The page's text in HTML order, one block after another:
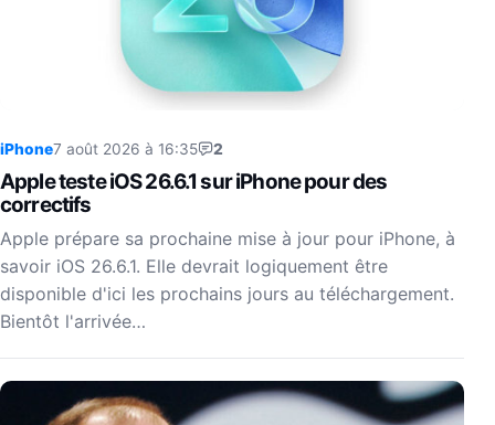
iPhone7 août 2026 à 16:35 2
Apple teste iOS 26.6.1 sur iPhone pour des
correctifs
Apple prépare sa prochaine mise à jour pour iPhone, à
savoir iOS 26.6.1. Elle devrait logiquement être
disponible d'ici les prochains jours au téléchargement.
Bientôt l'arrivée…